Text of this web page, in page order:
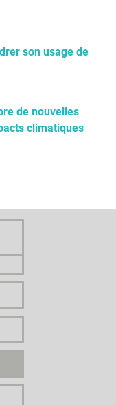
son usage de
de nouvelles
climatiques